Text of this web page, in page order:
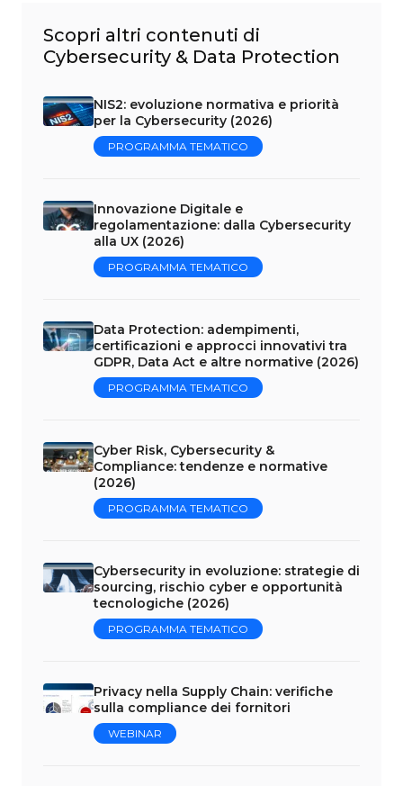
Scopri altri contenuti di
Cybersecurity & Data Protection
NIS2: evoluzione normativa e priorità
per la Cybersecurity (2026)
PROGRAMMA TEMATICO
Innovazione Digitale e
regolamentazione: dalla Cybersecurity
alla UX (2026)
PROGRAMMA TEMATICO
Data Protection: adempimenti,
certificazioni e approcci innovativi tra
GDPR, Data Act e altre normative (2026)
PROGRAMMA TEMATICO
Cyber Risk, Cybersecurity &
Compliance: tendenze e normative
(2026)
PROGRAMMA TEMATICO
Cybersecurity in evoluzione: strategie di
sourcing, rischio cyber e opportunità
tecnologiche (2026)
PROGRAMMA TEMATICO
Privacy nella Supply Chain: verifiche
sulla compliance dei fornitori
WEBINAR